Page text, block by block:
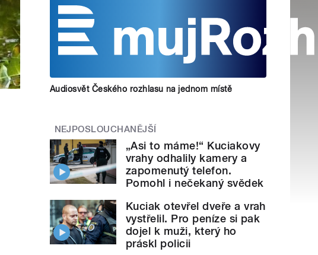
Audiosvět Českého rozhlasu na jednom místě
NEJPOSLOUCHANĚJŠÍ
„Asi to máme!“ Kuciakovy
vrahy odhalily kamery a
zapomenutý telefon.
Pomohl i nečekaný svědek
Kuciak otevřel dveře a vrah
vystřelil. Pro peníze si pak
dojel k muži, který ho
práskl policii